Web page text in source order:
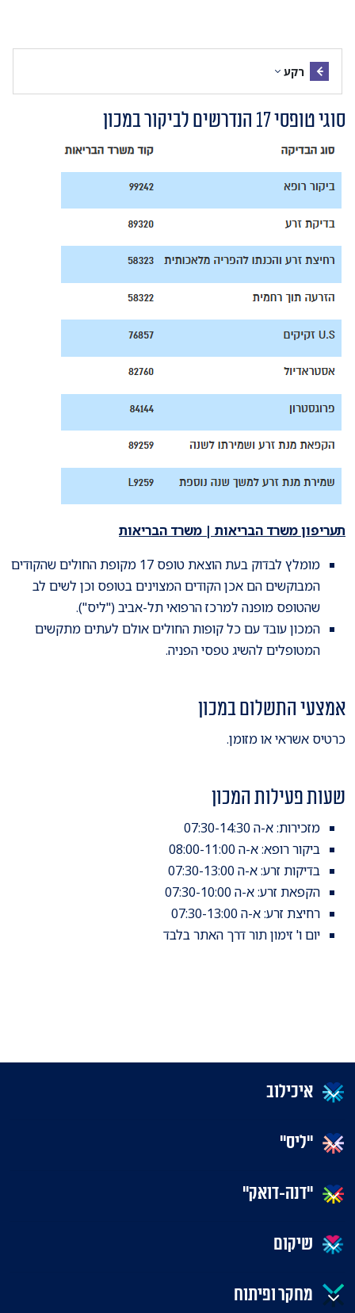
רקע
סוגי טופסי 17 הנדרשים לביקור במכון
תעריפון משרד הבריאות | משרד הבריאות
מומלץ לבדוק בעת הוצאת טופס 17 מקופת החולים שהקודים
המבוקשים הם אכן הקודים המצוינים בטופס וכן לשים לב
שהטופס מופנה למרכז הרפואי תל-אביב ("ליס").
המכון עובד עם כל קופות החולים אולם לעתים מתקשים
המטופלים להשיג טפסי הפניה.
אמצעי התשלום במכון
כרטיס אשראי או מזומן.
שעות פעילות המכון
מזכירות: א-ה 07:30-14:30
ביקור רופא: א-ה 08:00-11:00
בדיקות זרע: א-ה 07:30-13:00
הקפאת זרע: א-ה 07:30-10:00
רחיצת זרע: א-ה 07:30-13:00
יום ו' זימון תור דרך האתר בלבד
איכילוב
"ליס"
"דנה-דואק"
שיקום
מחקר ופיתוח